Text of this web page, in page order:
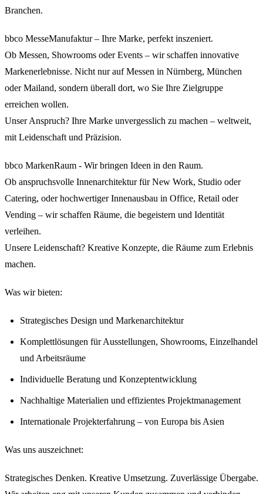
Branchen.
bbco MesseManufaktur – Ihre Marke, perfekt inszeniert.
Ob Messen, Showrooms oder Events – wir schaffen innovative
Markenerlebnisse. Nicht nur auf Messen in Nürnberg, München
oder Mailand, sondern überall dort, wo Sie Ihre Zielgruppe
erreichen wollen.
Unser Anspruch? Ihre Marke unvergesslich zu machen – weltweit,
mit Leidenschaft und Präzision.
bbco MarkenRaum - Wir bringen Ideen in den Raum.
Ob anspruchsvolle Innenarchitektur für New Work, Studio oder
Catering, oder hochwertiger Innenausbau in Office, Retail oder
Vending – wir schaffen Räume, die begeistern und Identität
verleihen.
Unsere Leidenschaft? Kreative Konzepte, die Räume zum Erlebnis
machen.
Was wir bieten:
Strategisches Design und Markenarchitektur
Komplettlösungen für Ausstellungen, Showrooms, Einzelhandel
und Arbeitsräume
Individuelle Beratung und Konzeptentwicklung
Nachhaltige Materialien und effizientes Projektmanagement
Internationale Projekterfahrung – von Europa bis Asien
Was uns auszeichnet:
Strategisches Denken. Kreative Umsetzung. Zuverlässige Übergabe.